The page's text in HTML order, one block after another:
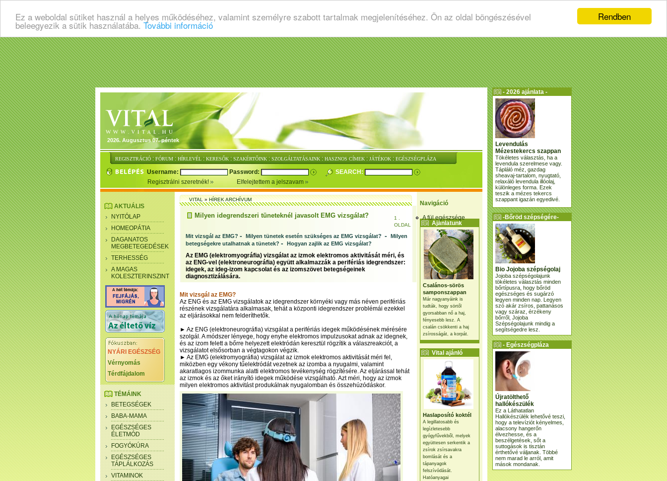
Rendben
Ez a weboldal sütiket használ a helyes működéséhez, valamint személyre szabott tartalmak megjelenítéséhez. Ön az oldal böngészésével
beleegyezik a sütik használatába. További információ
2026. Augusztus 07. péntek
REGISZTRÁCIÓ : FÓRUM : HÍRLEVÉL : KERESŐK : SZAKÉRTŐINK : SZOLGÁLTATÁSAINK : HASZNOS CÍMEK : JÁTÉKOK : EGÉSZSÉGPLÁZA
Username: Password:
SEARCH:
Regisztrálni szeretnék!
Elfelejtettem a jelszavam
Navigáció
A fül egészsége
Ajánlatunk
Csalános-sörös
samponszappan
Már nagyanyáink is
tudták, hogy sörtől
gyorsabban nő a haj,
fényesebb lesz. A
csalán csökkenti a haj
zsírosságát, a korpát.
Vital ajánló
Haslaposító koktél
A legillatosabb és
legízletesebb
gyógyfűvekből, melyek
együttesen serkentik a
zsírok zsírsavakra
bomlását és a
tápanyagok
felszívódását.
Hatóanyagai
AKTUÁLIS
NYITÓLAP
HOMEOPÁTIA
DAGANATOS
MEGBETEGEDÉSEK
TERHESSÉG
A MAGAS
KOLESZTERINSZINT
NYÁRI EGÉSZSÉG
Vérnyomás
Térdfájdalom
TÉMÁINK
BETEGSÉGEK
BABA-MAMA
EGÉSZSÉGES
ÉLETMÓD
FOGYÓKÚRA
EGÉSZSÉGES
TÁPLÁLKOZÁS
VITAMINOK
VITAL»HÍREK ARCHÍVUM
Milyen idegrendszeri tüneteknél javasolt EMG vizsgálat?
1 .
OLDAL
Mit vizsgál az EMG? - Milyen tünetek esetén szükséges az EMG vizsgálat? - Milyen
betegségekre utalhatnak a tünetek? - Hogyan zajlik az EMG vizsgálat?
Az EMG (elektromyográfia) vizsgálat az izmok elektromos aktivitását méri, és
az ENG-vel (elektroneurográfia) együtt alkalmazzák a perifériás idegrendszer:
idegek, az ideg-izom kapcsolat és az izomszövet betegségeinek
diagnosztizálására.
Mit vizsgál az EMG?
Az ENG és az EMG vizsgálatok az idegrendszer környéki vagy más néven perifériás
részének vizsgálatára alkalmasak, tehát a központi idegrendszer problémái ezekkel
az eljárásokkal nem felderíthetők.
► Az ENG (elektroneurográfia) vizsgálat a perifériás idegek működésének mérésére
szolgál. A módszer lényege, hogy enyhe elektromos impulzusokat adnak az idegnek,
és az izom felett a bőrre helyezett elektródán keresztül rögzítik a válaszreakciót, a
vizsgálatot elsősorban a végtagokon végzik.
► Az EMG (elektromyográfia) vizsgálat az izmok elektromos aktivitását méri fel,
miközben egy vékony tűelektródát vezetnek az izomba a nyugalmi, valamint
akaratlagos izommunka alatti elektromos tevékenység rögzítésére. Az eljárással tehát
az izmok és az őket irányító idegek működése vizsgálható. Azt méri, hogy az izmok
milyen elektromos aktivitást produkálnak nyugalomban és összehúzódáskor.
- 2026 ajánlata -
Levendulás
Mézestekercs szappan
Tökéletes választás, ha a
levendula szerelmese vagy.
Tápláló méz, gazdag
sheavaj-tartalom, nyugtató,
relaxáló levendula illóolaj,
különleges forma. Ezek
teszik a mézes tekercs
szappant igazán egyedivé.
-Bőröd szépségére-
Bio Jojoba szépségolaj
Jojoba szépségolajunk
tökéletes választás minden
bőrtípusra, hogy bőröd
egészséges és sugárzó
legyen minden nap. Legyen
szó akár zsíros, pattanásos
vagy száraz, érzékeny
bőrről, Jojoba
Szépségolajunk mindig a
segítségedre lesz.
- Egészségpláza
ajánlatunk -
Újratölthető
hallókészülék
Ez a Láthatatlan
Hallókészülék lehetővé teszi,
hogy a televíziót kényelmes,
alacsony hangerőn
élvezhesse, és a
beszélgetések, sőt a
suttogások is tisztán
érthetővé váljanak. Többé
nem marad le arról, amit
mások mondanak.